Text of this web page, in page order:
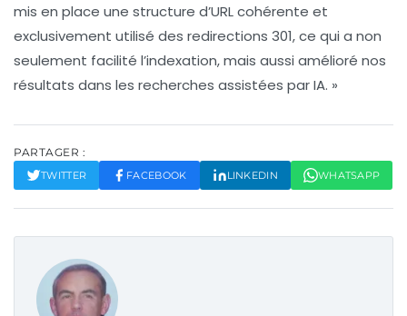
mis en place une structure d’URL cohérente et
exclusivement utilisé des redirections 301, ce qui a non
seulement facilité l’indexation, mais aussi amélioré nos
résultats dans les recherches assistées par IA. »
PARTAGER :
TWITTER FACEBOOK LINKEDIN WHATSAPP